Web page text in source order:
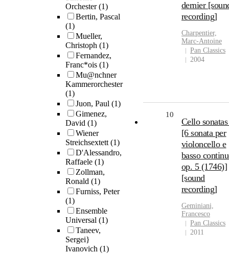
Orchester(1)
Bertin, Pascal
(1)
Mueller,
Christoph (1)
Fernandez,
Franc*ois (1)
Mu@nchner
Kammerorchester
(1)
Juon, Paul (1)
Gimenez,
David (1)
Wiener
Streichsextett(1)
D'Alessandro,
Raffaele (1)
Zollman,
Ronald (1)
Furniss, Peter
(1)
Ensemble
Universal (1)
Taneev,
Sergei}
Ivanovich (1)
dernier
recording]
Charpentier,
Marc-Antoine
Pan Classics
2004
10
Cello
[6 sonata per
violoncello e
basso
op. 5 (1746)]
[sound
recording]
Geminiani,
Francesco
Pan Classics
2011